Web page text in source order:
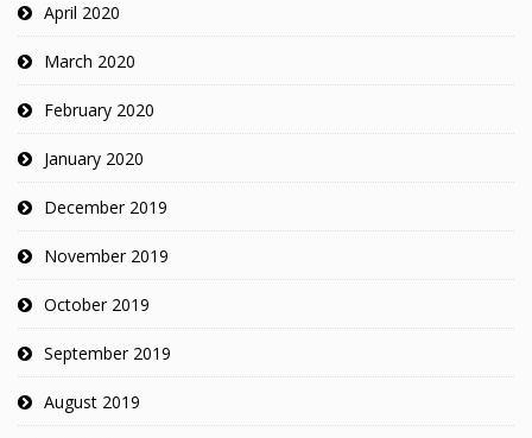
April 2020
March 2020
February 2020
January 2020
December 2019
November 2019
October 2019
September 2019
August 2019